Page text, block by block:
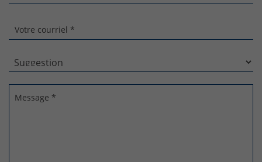
Votre courriel *
Message *